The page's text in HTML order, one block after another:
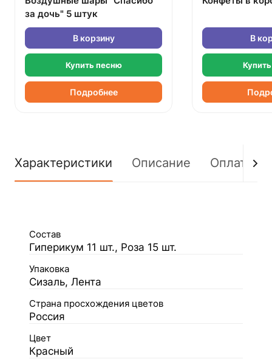
за дочь" 5 штук
В корзину
Купить песню
Подробнее
В
Характеристики Описание Оплата
Состав
Гиперикум 11 шт., Роза 15 шт.
Упаковка
Сизаль, Лента
Страна просхождения цветов
Россия
Цвет
Красный